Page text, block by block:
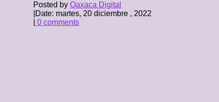
Posted by Oaxaca Digital
Date: martes, 20 diciembre , 2022
0 comments